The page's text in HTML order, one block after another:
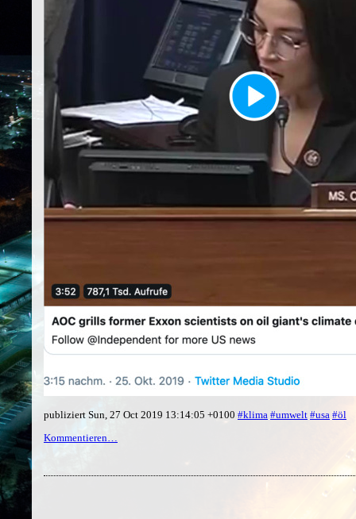
publiziert Sun, 27 Oct 2019 13:14:05 +0100 #klima #umwelt #usa #öl
Kommentieren…